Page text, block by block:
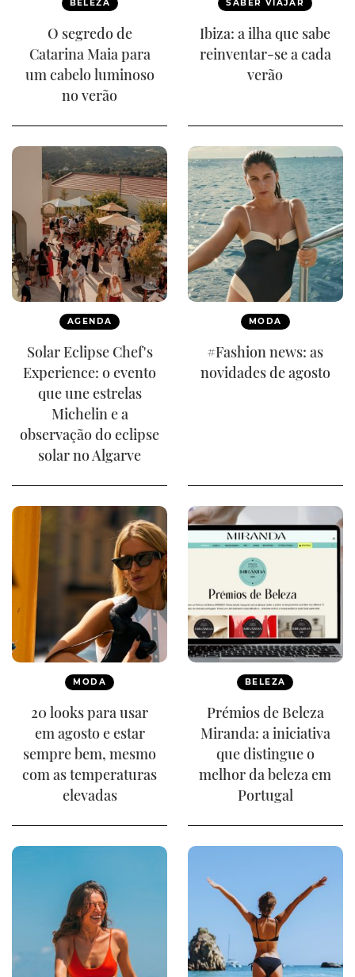
BELEZA
O segredo de
Catarina Maia para
um cabelo luminoso
no verão
SABER VIAJAR
Ibiza: a ilha que sabe
reinventar-se a cada
verão
AGENDA
Solar Eclipse Chef's
Experience: o evento
que une estrelas
Michelin e a
observação do eclipse
solar no Algarve
MODA
#Fashion news: as
novidades de agosto
MODA
20 looks para usar
em agosto e estar
sempre bem, mesmo
com as temperaturas
elevadas
BELEZA
Prémios de Beleza
Miranda: a iniciativa
que distingue o
melhor da beleza em
Portugal